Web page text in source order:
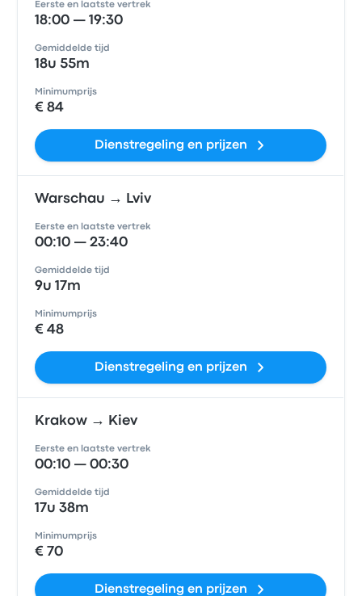
Eerste en laatste vertrek
18:00 — 19:30
Gemiddelde tijd
18u 55m
Minimumprijs
€ 84
Dienstregeling en prijzen
Warschau → Lviv
Eerste en laatste vertrek
00:10 — 23:40
Gemiddelde tijd
9u 17m
Minimumprijs
€ 48
Dienstregeling en prijzen
Krakow → Kiev
Eerste en laatste vertrek
00:10 — 00:30
Gemiddelde tijd
17u 38m
Minimumprijs
€ 70
Dienstregeling en prijzen